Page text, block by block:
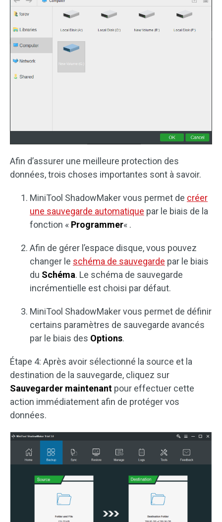
Afin d’assurer une meilleure protection des
données, trois choses importantes sont à savoir.
MiniTool ShadowMaker vous permet de créer
une sauvegarde automatique par le biais de la
fonction « Programmer« .
Afin de gérer l’espace disque, vous pouvez
changer le schéma de sauvegarde par le biais
du Schéma. Le schéma de sauvegarde
incrémentielle est choisi par défaut.
MiniTool ShadowMaker vous permet de définir
certains paramètres de sauvegarde avancés
par le biais des Options.
Étape 4: Après avoir sélectionné la source et la
destination de la sauvegarde, cliquez sur
Sauvegarder maintenant pour effectuer cette
action immédiatement afin de protéger vos
données.